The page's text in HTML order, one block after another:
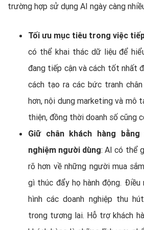
trường hợp sử dụng AI ngày càng
Tối ưu mục tiêu trong việc
có thể khai thác dữ liệu để
đang tiếp cận và cách tốt nhất
cách tạo ra các bức tranh
hơn, nội dung marketing và mô
thiện, đồng thời doanh số cũng
Giữ chân khách hàng
nghiệm người dùng: AI có thể
rõ hơn về những người mua
gì thúc đẩy họ hành động. Điều
hình các doanh nghiệp thu
trong tương lai. Hỗ trợ khách